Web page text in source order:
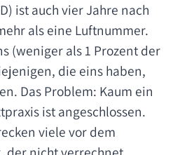
ist auch vier Jahre nach
als eine Luftnummer.
(weniger als 1 Prozent der
die eins haben,
Das Problem: Kaum ein
ist angeschlossen.
viele vor dem